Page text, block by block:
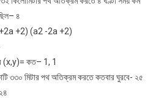
৪
+2a +2) (a2 -2a +2)
(x,y)= কত– 1, 1
৩৩০ মিটার পথ অতিক্রম করতে কতবার ঘুরবে- ২৫